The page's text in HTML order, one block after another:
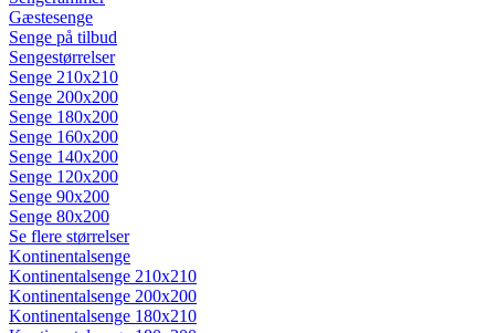
Gæstesenge
Senge på tilbud
Sengestørrelser
Senge 210x210
Senge 200x200
Senge 180x200
Senge 160x200
Senge 140x200
Senge 120x200
Senge 90x200
Senge 80x200
Se flere størrelser
Kontinentalsenge
Kontinentalsenge 210x210
Kontinentalsenge 200x200
Kontinentalsenge 180x210